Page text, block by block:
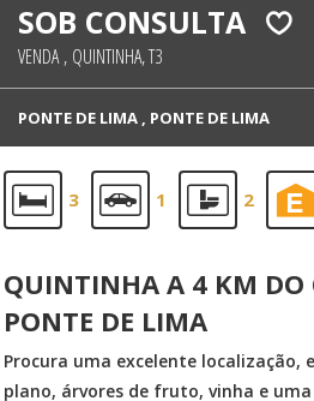
SOB CONSULTA
VENDA , QUINTINHA, T3
PONTE DE LIMA , PONTE DE LIMA
3 1 2
QUINTINHA A 4 KM DO
PONTE DE LIMA
Procura uma excelente localização,
plano, árvores de fruto, vinha e